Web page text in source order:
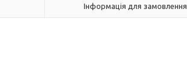
Інформація для замовлення